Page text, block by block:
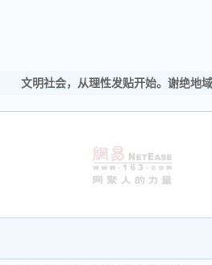
文明社会，从理性发贴开始。谢绝地